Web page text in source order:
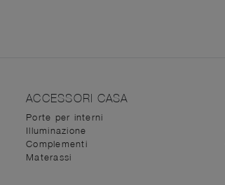
ACCESSORI CASA
Porte per interni
Illuminazione
Complementi
Materassi